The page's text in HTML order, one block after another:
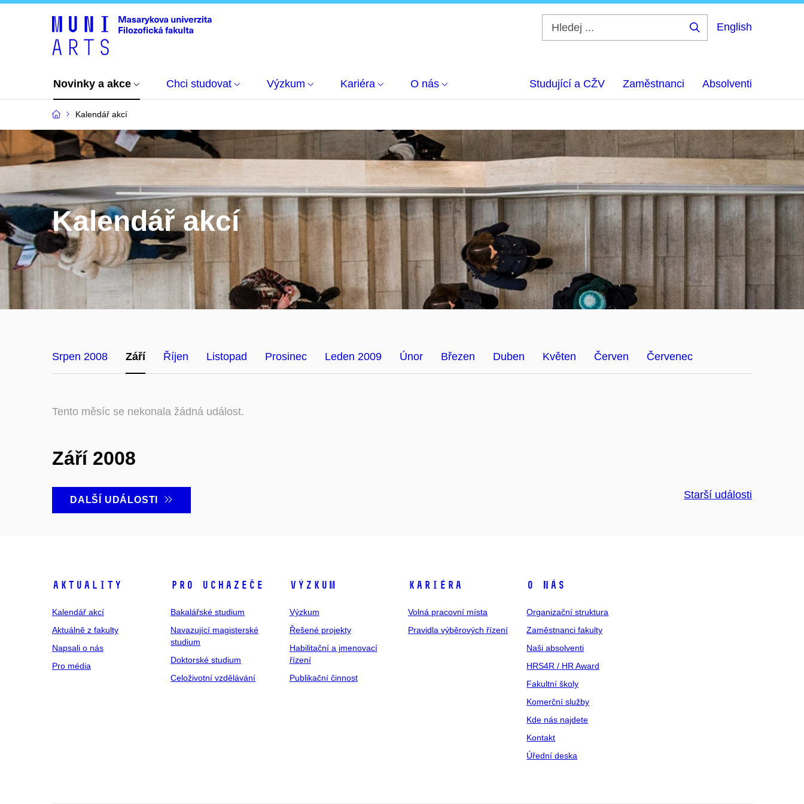
English
Novinky a akce Chci studovat Výzkum Kariéra O nás Studující a CŽV Zaměstnanci Absolventi
Kalendář akcí
Kalendář akcí
Srpen 2008 Září Říjen Listopad Prosinec Leden 2009 Únor Březen Duben Květen Červen Červenec
Tento měsíc se nekonala žádná událost.
Září 2008
DALŠÍ UDÁLOSTI Starší události
Aktuality
Kalendář akcí
Aktuálně z fakulty
Napsali o nás
Pro média
Pro uchazeče
Bakalářské studium
Navazující magisterské
studium
Doktorské studium
Celoživotní vzdělávání
Výzkum
Výzkum
Řešené projekty
Habilitační a jmenovací
řízení
Publikační činnost
Kariéra
Volná pracovní místa
Pravidla výběrových řízení
O nás
Organizační struktura
Zaměstnanci fakulty
Naši absolventi
HRS4R / HR Award
Fakultní školy
Komerční služby
Kde nás najdete
Kontakt
Úřední deska